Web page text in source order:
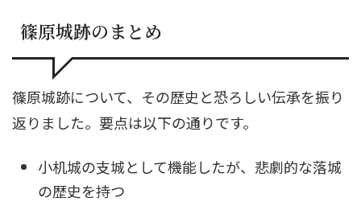
篠原城跡のまとめ
篠原城跡について、その歴史と恐ろしい伝承を振り
返りました。要点は以下の通りです。
小机城の支城として機能したが、悲劇的な落城
の歴史を持つ